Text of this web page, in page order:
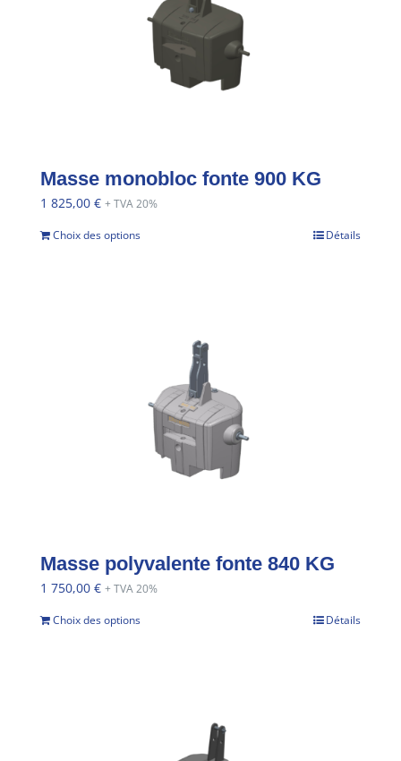
Masse monobloc fonte 900 KG
1 825,00 € + TVA 20%
Choix des options Détails
Masse polyvalente fonte 840 KG
1 750,00 € + TVA 20%
Choix des options Détails